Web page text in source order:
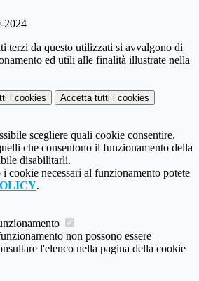
2024
terzi da questo utilizzati si avvalgono di
ed utili alle finalità illustrate nella
i cookies Accetta tutti i cookies
scegliere quali cookie consentire.
che consentono il funzionamento della
disabilitarli.
cookie necessari al funzionamento potete
.
non possono essere
l'elenco nella pagina della cookie